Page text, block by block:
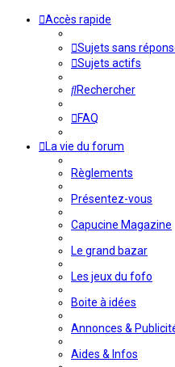
Accès rapide
Sujets sans
Sujets actifs
Rechercher
FAQ
La vie du forum
Règlements
Présentez-vous
Capucine Magazine
Le grand bazar
Les jeux du fofo
Boite à idées
Annonces &
Aides & Infos